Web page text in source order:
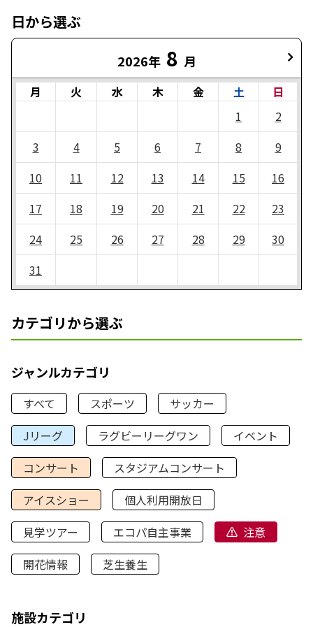
日から選ぶ
2026年 8 月
月 火 水 木 金 土
日
1
2
3
4 5 6 7 8
9
10
11 12 13 14 15
16
17
18 19 20 21 22
23
24
25 26 27 28 29
30
31
カテゴリから選ぶ
ジャンルカテゴリ
すべて スポーツ
サッカー
Jリーグ
ラグビーリーグワン
イベント
コンサート
スタジアムコンサート
アイスショー
個人利用開放日
見学ツアー
エコパ自主事業
注意
開花情報
芝生養生
施設カテゴリ